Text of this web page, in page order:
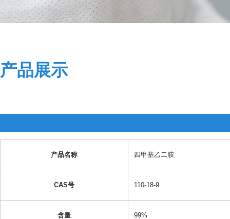
产品展示
产品名称 四甲基乙二胺
CAS号 110-18-9
含量 99%